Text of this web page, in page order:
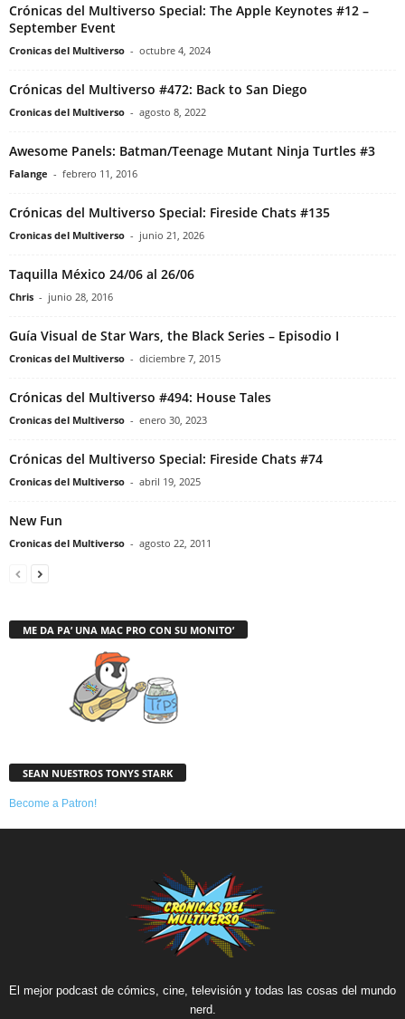
Crónicas del Multiverso Special: The Apple Keynotes #12 –
September Event
Cronicas del Multiverso - octubre 4, 2024
Crónicas del Multiverso #472: Back to San Diego
Cronicas del Multiverso - agosto 8, 2022
Awesome Panels: Batman/Teenage Mutant Ninja Turtles #3
Falange - febrero 11, 2016
Crónicas del Multiverso Special: Fireside Chats #135
Cronicas del Multiverso - junio 21, 2026
Taquilla México 24/06 al 26/06
Chris - junio 28, 2016
Guía Visual de Star Wars, the Black Series – Episodio I
Cronicas del Multiverso - diciembre 7, 2015
Crónicas del Multiverso #494: House Tales
Cronicas del Multiverso - enero 30, 2023
Crónicas del Multiverso Special: Fireside Chats #74
Cronicas del Multiverso - abril 19, 2025
New Fun
Cronicas del Multiverso - agosto 22, 2011
ME DA PA’ UNA MAC PRO CON SU MONITO’
SEAN NUESTROS TONYS STARK
Become a Patron!
El mejor podcast de cómics, cine, televisión y todas las cosas del mundo
nerd.